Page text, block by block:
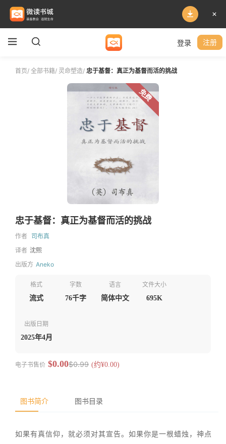
登录 注册
首页/ 全部书籍/ 灵命塑造/ 忠于基督：真正为基督而活的挑战
免费
忠于基督：真正为基督而活的挑战
作者 司布真
译者 沈熙
出版方 Aneko
格式
流式
字数
76千字
语言
简体中文
文件大小
695K
出版日期
2025年4月
电子书售价 $0.00$0.99 (约¥0.00)
图书简介 图书目录
如果有真信仰，就必须对其宣告。如果你是一根蜡烛，神点